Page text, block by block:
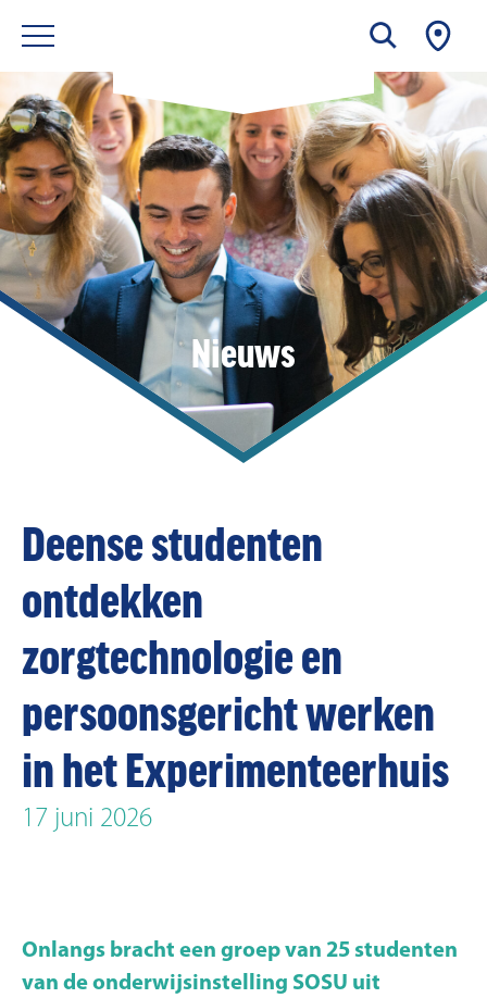
Nieuws
Deense studenten
ontdekken
zorgtechnologie en
persoonsgericht werken
in het Experimenteerhuis
17 juni 2026
Onlangs bracht een groep van 25 studenten
van de onderwijsinstelling SOSU uit